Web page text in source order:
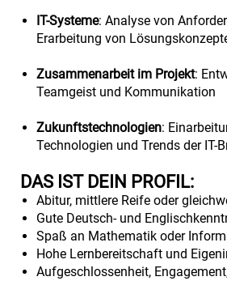
IT-Systeme: Analyse von
Erarbeitung von
Zusammenarbeit im Projekt:
Teamgeist und Kommunikation
Zukunftstechnologien:
Technologien und Trends der IT-
DAS IST DEIN PROFIL:
Abitur, mittlere Reife oder
Gute Deutsch- und
Spaß an Mathematik oder
Hohe Lernbereitschaft und
Aufgeschlossenheit,